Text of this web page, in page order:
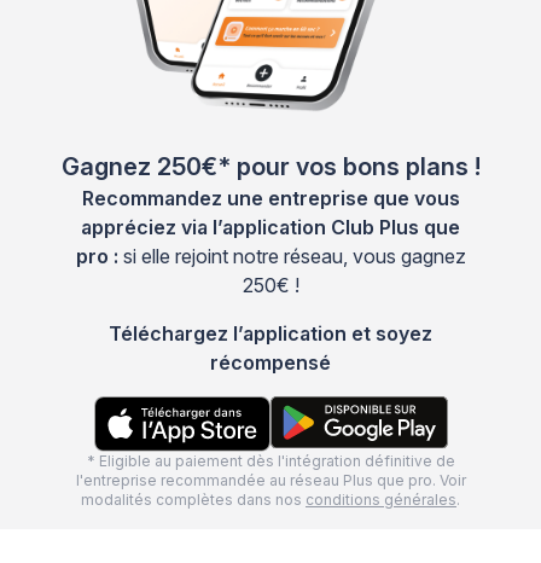
Gagnez 250€* pour vos bons plans !
Recommandez une entreprise que vous
appréciez via l’application Club Plus que
pro : si elle rejoint notre réseau, vous gagnez
250€ !
Téléchargez l’application et soyez
récompensé
* Eligible au paiement dès l'intégration définitive de
l'entreprise recommandée au réseau Plus que pro. Voir
modalités complètes dans nos conditions générales.